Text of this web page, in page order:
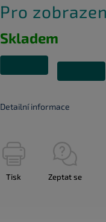
Pro
Skladem
Detailní informace
Tisk Zeptat se